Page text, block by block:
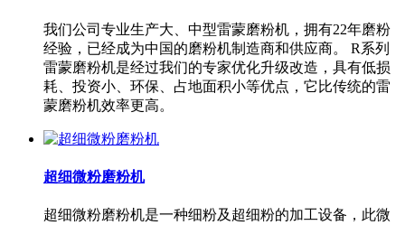
我们公司专业生产大、中型雷蒙磨粉机，拥有22年磨粉
经验，已经成为中国的磨粉机制造商和供应商。 R系列
雷蒙磨粉机是经过我们的专家优化升级改造，具有低损
耗、投资小、环保、占地面积小等优点，它比传统的雷
蒙磨粉机效率更高。
超细微粉磨粉机
超细微粉磨粉机是一种细粉及超细粉的加工设备，此微